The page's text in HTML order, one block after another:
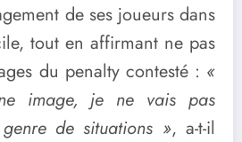
de ses joueurs dans
tout en affirmant ne pas
du penalty contesté : «
image, je ne vais pas
de situations », a-t-il